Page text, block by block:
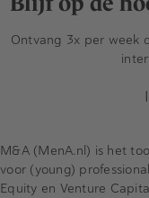
Ontvang 3x per week
M&A (MenA.nl) is het
voor (young)
Equity en Venture